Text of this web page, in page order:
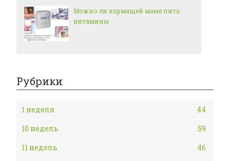
Можно ли кормящей маме пить
витамины
Рубрики
1 неделя
44
10 недель
59
11 недель
46